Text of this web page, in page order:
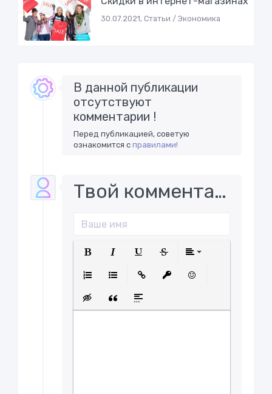
30.07.2021, Статьи / Экономика
В данной публикации
отсутствуют
комментарии !
Перед публикацией, советую
ознакомится справилами!
Твой комментарий..
Вставка скрытого текста
Вставка цитаты
Вставка спойлера